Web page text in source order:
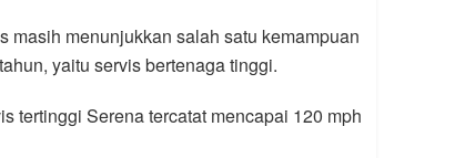
masih menunjukkan salah satu kemampuan
yaitu servis bertenaga tinggi.
tertinggi Serena tercatat mencapai 120 mph